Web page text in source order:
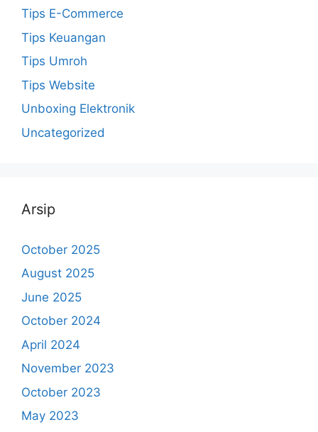
Tips E-Commerce
Tips Keuangan
Tips Umroh
Tips Website
Unboxing Elektronik
Uncategorized
Arsip
October 2025
August 2025
June 2025
October 2024
April 2024
November 2023
October 2023
May 2023